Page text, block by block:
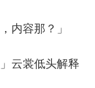
容那？」
云裳低头解释